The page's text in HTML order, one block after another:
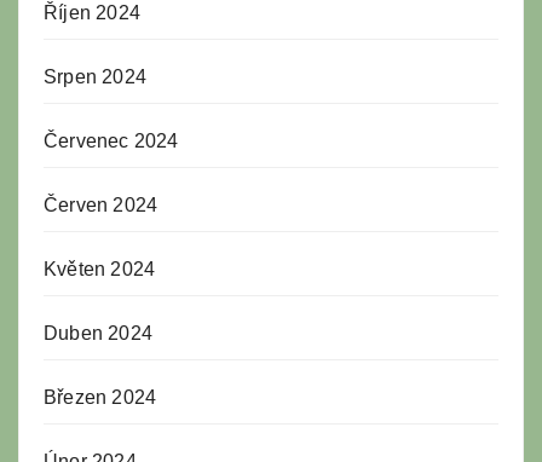
Říjen 2024
Srpen 2024
Červenec 2024
Červen 2024
Květen 2024
Duben 2024
Březen 2024